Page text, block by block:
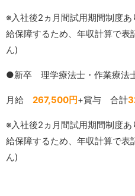
※入社後2ヵ月間試用期間制度
給保障するため、年収計算で
ん)
●新卒 理学療法士・作業療法
月給 267,500円+賞与 合計
※入社後2ヵ月間試用期間制度
給保障するため、年収計算で
ん)